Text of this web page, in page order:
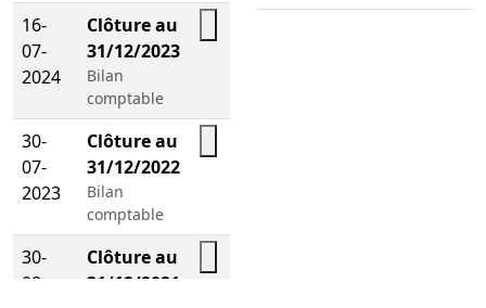
16-
07-
2024
Clôture au
31/12/2023
Bilan
comptable
30-
07-
2023
Clôture au
31/12/2022
Bilan
comptable
30-
08-
Clôture au
31/12/2021